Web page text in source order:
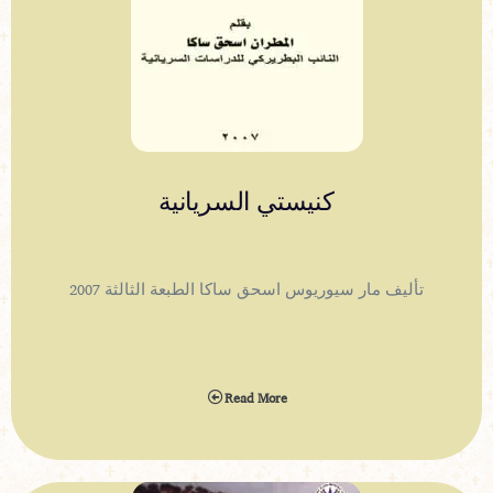
كنيستي السريانية
تأليف مار سيوريوس اسحق ساكا الطبعة الثالثة 2007
Read More